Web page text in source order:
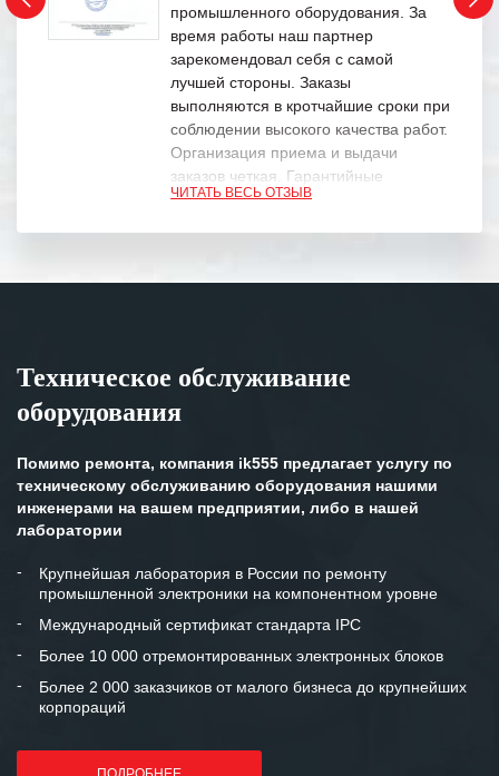
промышленного оборудования. За
время работы наш партнер
зарекомендовал себя с самой
лучшей стороны. Заказы
выполняются в кротчайшие сроки при
соблюдении высокого качества работ.
Организация приема и выдачи
заказов четкая. Гарантийные
обязательства выполняются в
Особенно хочется отметить высокую
клиентоориентированность
готовность помочь в самых сложных
Мы высоко ценим сложившиеся
и доверительные партнерские
отношения и искренне желаем
«Инженерной компании «555» долгих
лет успеха и процветания.
ЧИТАТЬ ВЕСЬ ОТЗЫВ
Техническое обслуживание
оборудования
Помимо ремонта, компания ik555 предлагает услугу по
техническому обслуживанию оборудования нашими
инженерами на вашем предприятии, либо в нашей
лаборатории
Крупнейшая лаборатория в России по ремонту
промышленной электроники на компонентном уровне
Международный сертификат стандарта IPC
Более 10 000 отремонтированных электронных блоков
Более 2 000 заказчиков от малого бизнеса до крупнейших
корпораций